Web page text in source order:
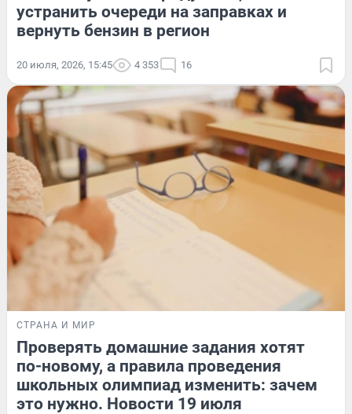
устранить очереди на заправках и
вернуть бензин в регион
20 июля, 2026, 15:45 4 353 16
СТРАНА И МИР
Проверять домашние задания хотят
по-новому, а правила проведения
школьных олимпиад изменить: зачем
это нужно. Новости 19 июля